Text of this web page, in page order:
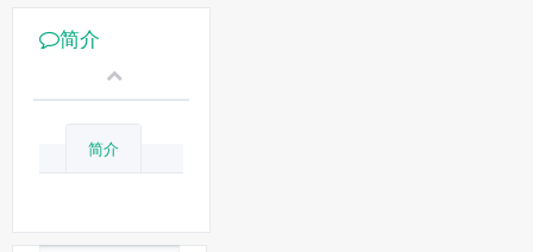
简介
简介